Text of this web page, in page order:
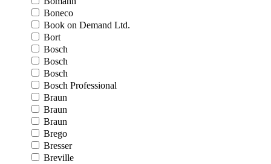
Boneco
Book on Demand Ltd.
Bort
Bosch
Bosch
Bosch
Bosch Professional
Braun
Braun
Braun
Brego
Bresser
Breville